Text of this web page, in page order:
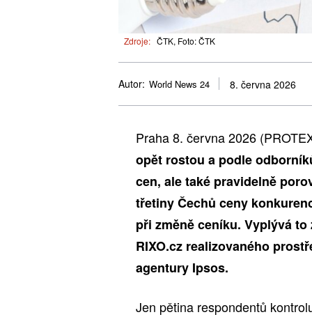
Zdroje: ČTK, Foto: ČTK
Autor: World News 24 8. června 2026
Praha 8. června 2026
opět rostou a podle
cen, ale také pravidelně
třetiny Čechů ceny
při změně ceníku. Vyplývá
RIXO.cz realizovaného
agentury Ipsos.
Jen pětina respondentů